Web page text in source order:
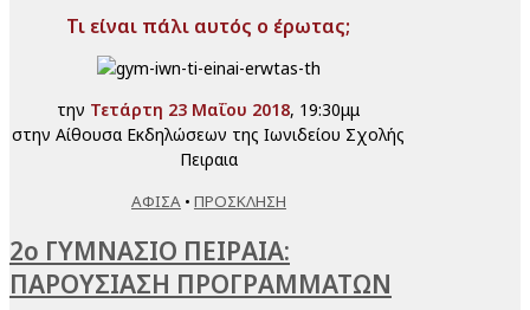
Τι είναι πάλι αυτός ο έρωτας;
την Τετάρτη 23 Μαΐου 2018, 19:30μμ
στην Αίθουσα Εκδηλώσεων της Ιωνιδείου Σχολής
Πειραια
ΑΦΙΣΑ • ΠΡΟΣΚΛΗΣΗ
2ο ΓΥΜΝΑΣΙΟ ΠΕΙΡΑΙΑ:
ΠΑΡΟΥΣΙΑΣΗ ΠΡΟΓΡΑΜΜΑΤΩΝ